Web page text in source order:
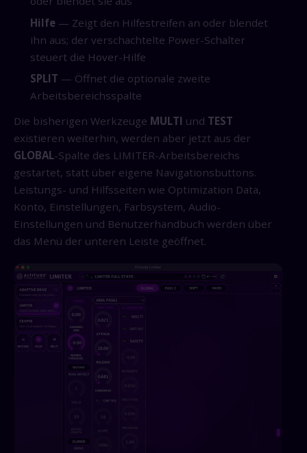
Hilfe — Zeigt den Hilfestreifen an oder blendet
ihn aus; der verschachtelte Power-Schalter
steuert die Hover-Hilfe
SPLIT — Öffnet die optionale zweite
Arbeitsbereichsspalte
Die bisherigen Werkzeuge MULTI und TEST
existieren weiterhin, werden aber jetzt aus der
GLOBAL-Spalte des LIMITER-Arbeitsbereichs
gestartet, statt über eigene Navigationsbuttons.
Leistungs- und Hilfsseiten wie Optimization Data,
Konto, Einstellungen, Farbsystem, Audio-
Einstellungen und Benutzerhandbuch werden über
das Menü der unteren Leiste geöffnet.